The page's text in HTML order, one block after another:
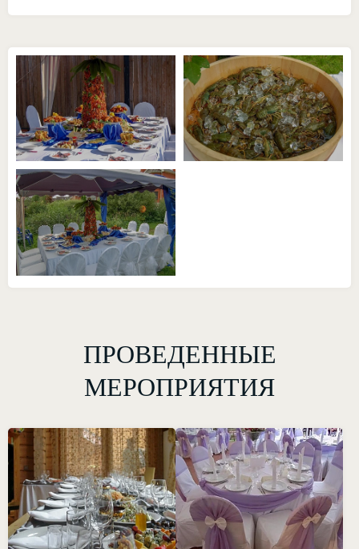
ПРОВЕДЕННЫЕ
МЕРОПРИЯТИЯ